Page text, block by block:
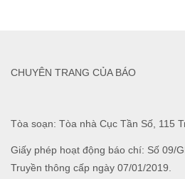
Tòa soạn: Tòa nhà Cục Tần Số, 115
Giấy phép hoạt động báo chí: Số 09/
Truyền thông cấp ngày 07/01/2019.
CHUYÊN TRANG CỦA BÁO